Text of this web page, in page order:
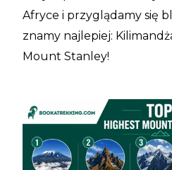
Afryce i przyglądamy się
znamy najlepiej:
Mount Stanley!